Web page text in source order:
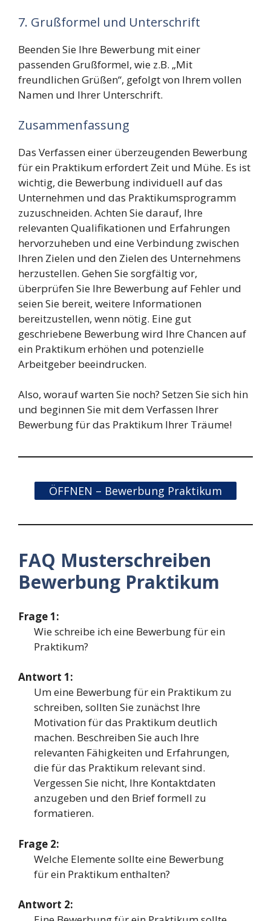
7. Grußformel und Unterschrift
Beenden Sie Ihre Bewerbung mit einer
passenden Grußformel, wie z.B. „Mit
freundlichen Grüßen“, gefolgt von Ihrem vollen
Namen und Ihrer Unterschrift.
Zusammenfassung
Das Verfassen einer überzeugenden Bewerbung
für ein Praktikum erfordert Zeit und Mühe. Es ist
wichtig, die Bewerbung individuell auf das
Unternehmen und das Praktikumsprogramm
zuzuschneiden. Achten Sie darauf, Ihre
relevanten Qualifikationen und Erfahrungen
hervorzuheben und eine Verbindung zwischen
Ihren Zielen und den Zielen des Unternehmens
herzustellen. Gehen Sie sorgfältig vor,
überprüfen Sie Ihre Bewerbung auf Fehler und
seien Sie bereit, weitere Informationen
bereitzustellen, wenn nötig. Eine gut
geschriebene Bewerbung wird Ihre Chancen auf
ein Praktikum erhöhen und potenzielle
Arbeitgeber beeindrucken.
Also, worauf warten Sie noch? Setzen Sie sich hin
und beginnen Sie mit dem Verfassen Ihrer
Bewerbung für das Praktikum Ihrer Träume!
ÖFFNEN – Bewerbung Praktikum
FAQ Musterschreiben
Bewerbung Praktikum
Frage 1:
Wie schreibe ich eine Bewerbung für ein
Praktikum?
Antwort 1:
Um eine Bewerbung für ein Praktikum zu
schreiben, sollten Sie zunächst Ihre
Motivation für das Praktikum deutlich
machen. Beschreiben Sie auch Ihre
relevanten Fähigkeiten und Erfahrungen,
die für das Praktikum relevant sind.
Vergessen Sie nicht, Ihre Kontaktdaten
anzugeben und den Brief formell zu
formatieren.
Frage 2:
Welche Elemente sollte eine Bewerbung
für ein Praktikum enthalten?
Antwort 2: